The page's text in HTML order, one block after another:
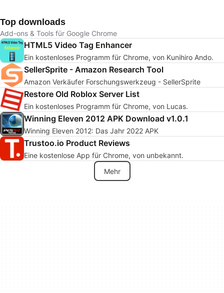
Top downloads
Add-ons & Tools für Google Chrome
HTML5 Video Tag Enhancer
Ein kostenloses Programm für Chrome, von Kunihiro Ando.
SellerSprite - Amazon Research Tool
Amazon Verkäufer Forschungswerkzeug - SellerSprite
Restore Old Roblox Server List
Ein kostenloses Programm für Chrome, von Lucas.
Winning Eleven 2012 APK Download v1.0.1
Winning Eleven 2012: Das Jahr 2022 APK
Trustoo.io Product Reviews
Eine kostenlose App für Chrome, von unbekannt.
Mehr